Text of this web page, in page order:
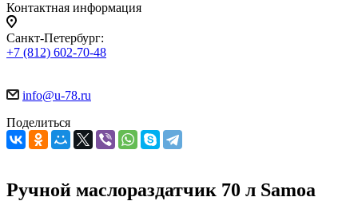
Контактная информация
Санкт-Петербург:
+7 (812) 602-70-48
info@u-78.ru
Поделиться
Ручной маслораздатчик 70 л Samoa